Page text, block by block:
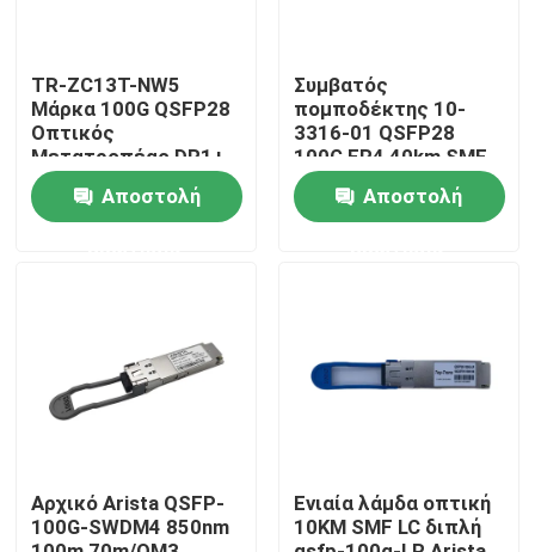
Σπίτι
Περίπου εμείς
TR-ZC13T-NW5
Μάρκα 100G QSFP28
Οπτικός
Μετατροπέας DR1+
PAM4 500M
Αποστολή
Συμβατός
πομποδέκτης 10-
3316-01 QSFP28
100G ER4 40km SMF
Αποστολή
Αρχικό Arista QSFP-
100G-SWDM4 850nm
Ενιαία λάμδα οπτική
10KM SMF LC διπλή